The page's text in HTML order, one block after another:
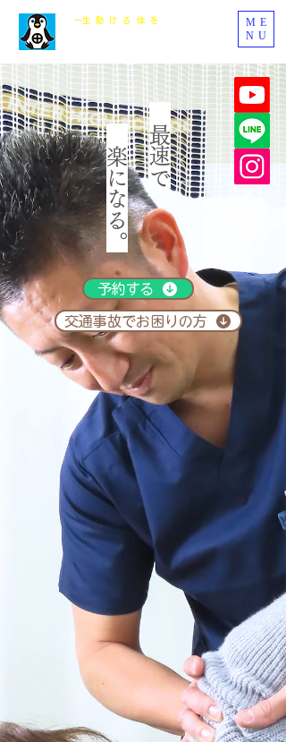
​一生動ける体を
ME
NU
最速で
楽になる
。
交通事故でお困りの方
予約する